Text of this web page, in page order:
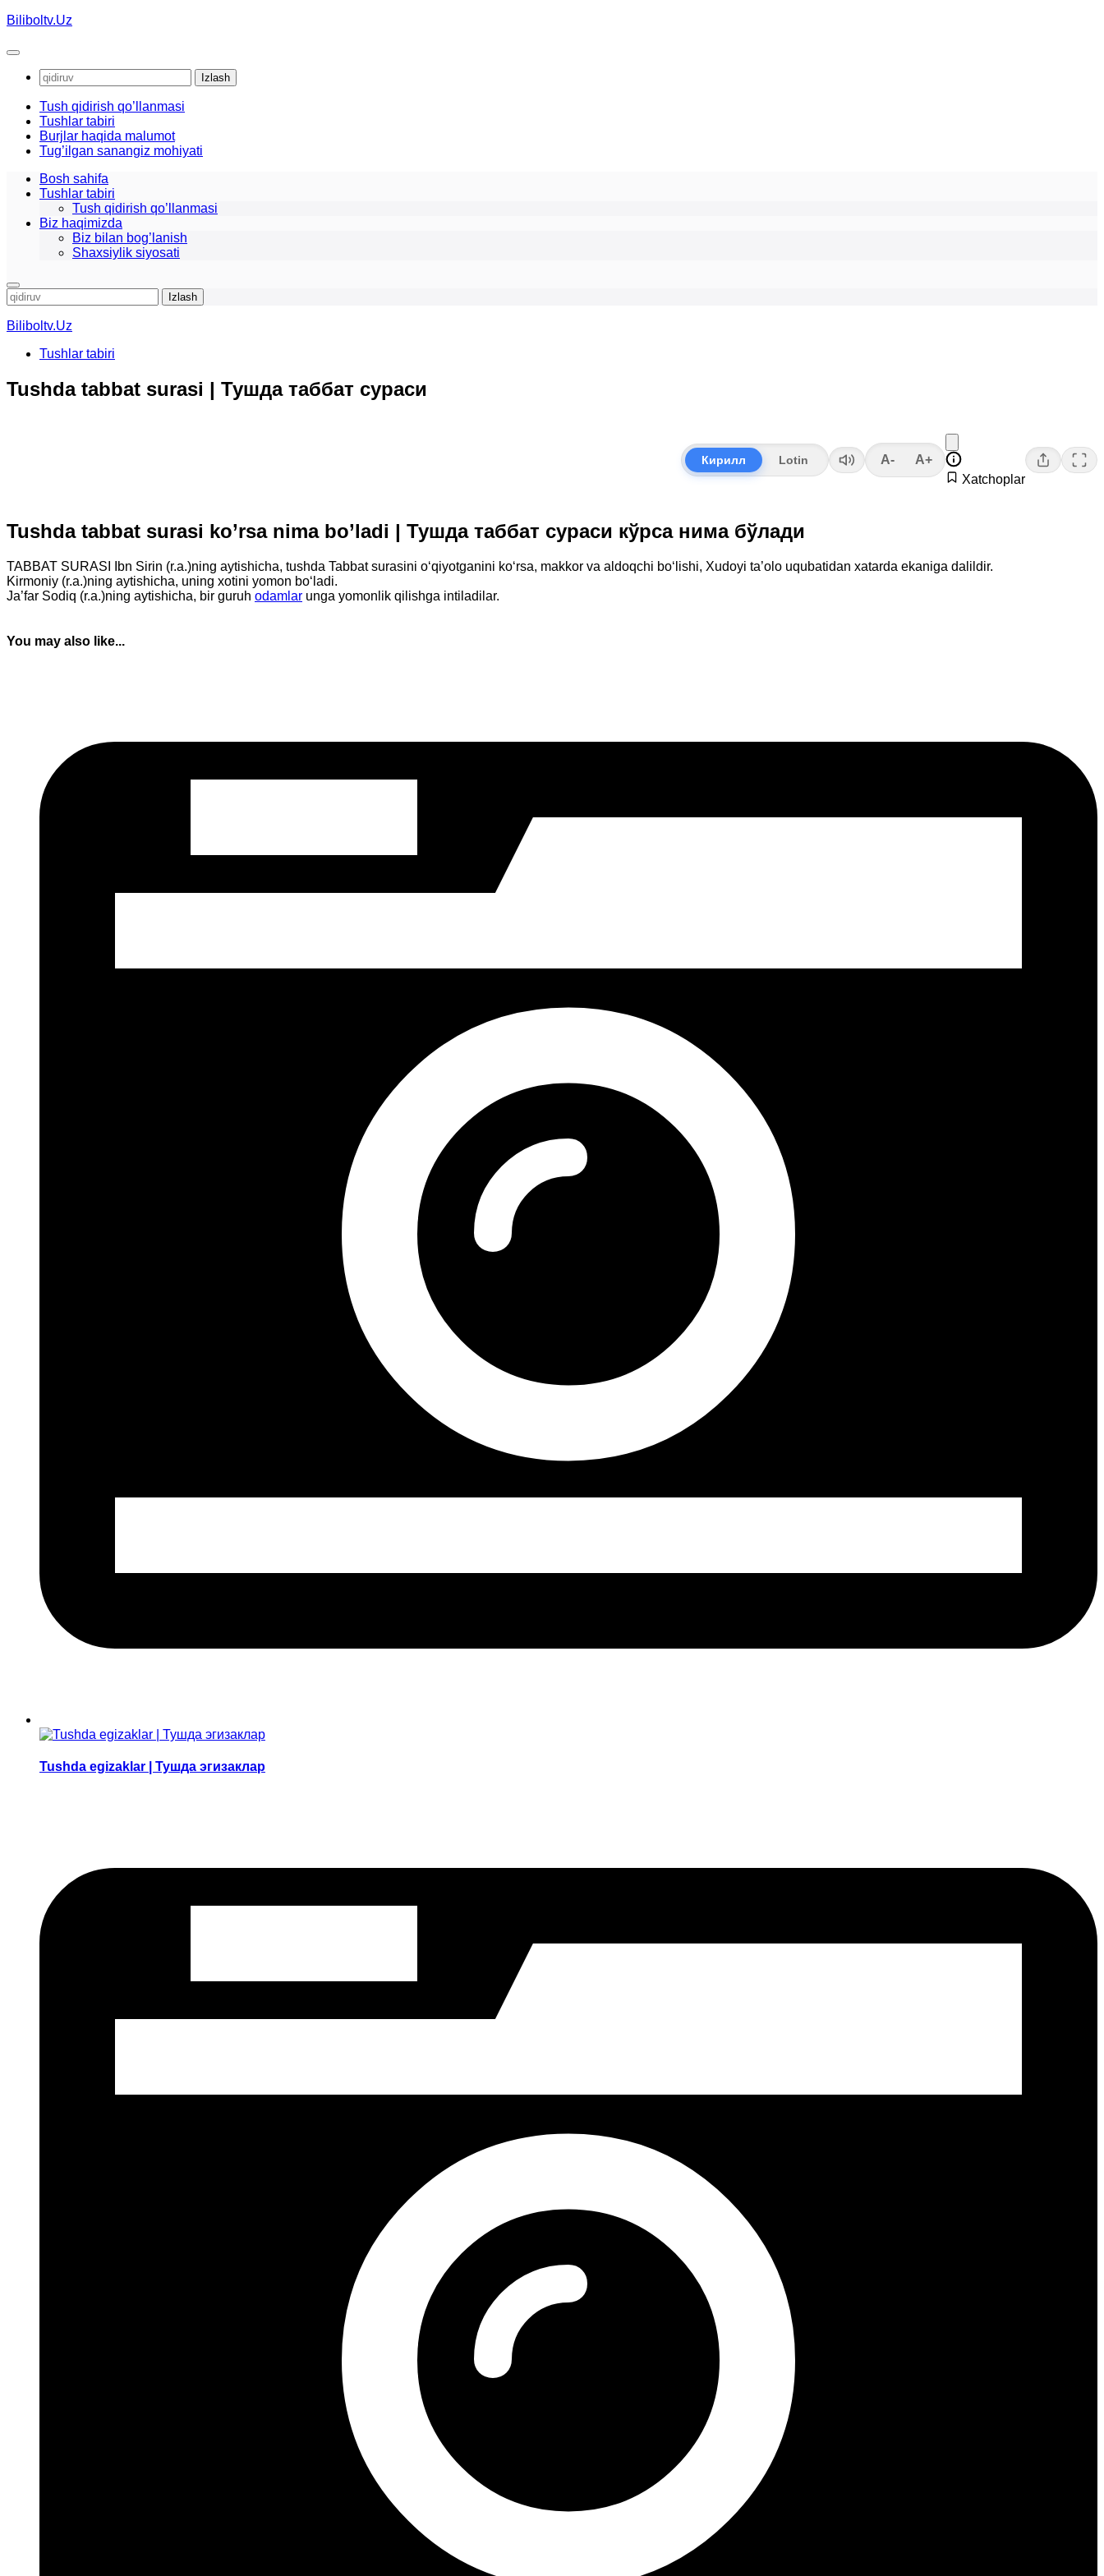
Skip
content
Biliboltv.Uz
Qidirshish:
Tush qidirish qo’llanmasi
Tushlar tabiri
Burjlar haqida malumot
Tug’ilgan sanangiz mohiyati
Bosh sahifa
Tushlar tabiri
Tush qidirish qo’llanmasi
Biz haqimizda
Biz bilan bog’lanish
Shaxsiylik siyosati
Qidirshish:
Biliboltv.Uz
Tushlar tabiri
Tushda tabbat surasi | Тушда таббат сураси
Кирилл Lotin A-
A+
Xatchoplar
Tushda tabbat surasi ko’rsa nima bo’ladi | Тушда таббат сураси кўрса нима бўлади
TABBAT SURASI Ibn Sirin (r.a.)ning aytishicha, tushda Tabbat surasini o‘qiyotganini ko‘rsa, makkor va aldoqchi bo‘lishi, Xudoyi ta’olo uqubatidan xatarda ekaniga dalildir.
Kirmoniy (r.a.)ning aytishicha, uning xotini yomon bo‘ladi.
Ja’far Sodiq (r.a.)ning aytishicha, bir guruh odamlar unga yomonlik qilishga intiladilar.
You may also like...
Tushda egizaklar | Тушда эгизаклар